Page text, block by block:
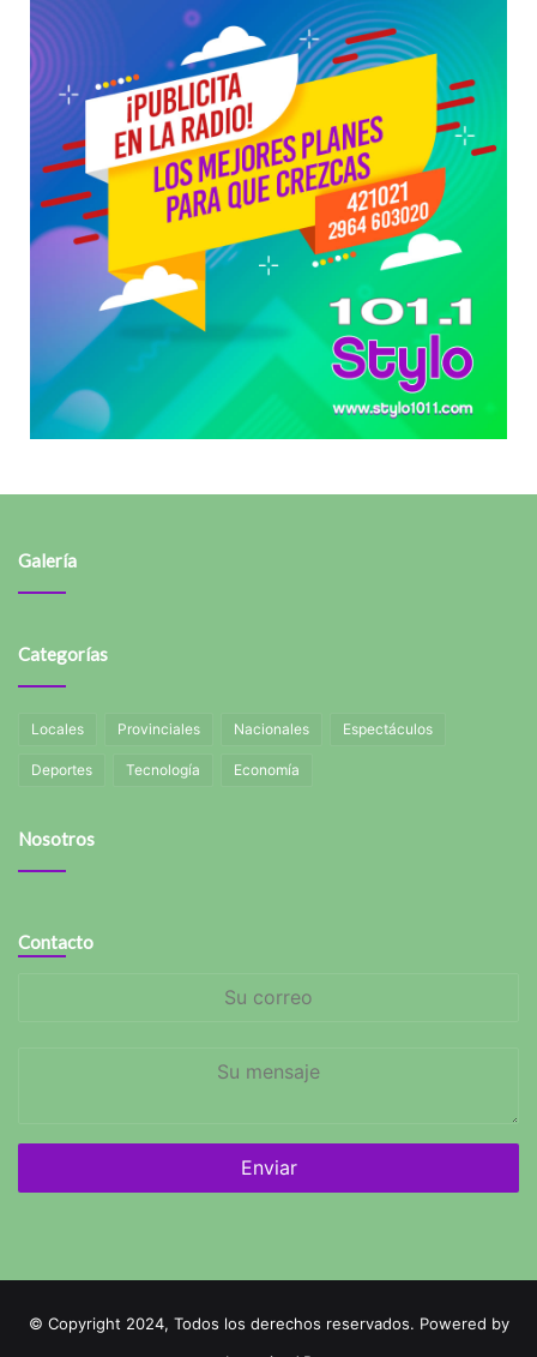
Galería
Categorías
Locales Provinciales Nacionales Espectáculos
Deportes Tecnología Economía
Nosotros
Contacto
© Copyright 2024, Todos los derechos reservados. Powered by